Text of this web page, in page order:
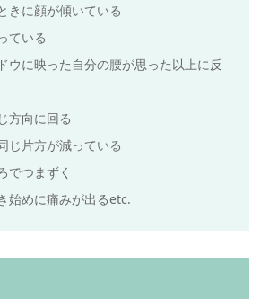
きに顔が傾いている
ている
ウに映った自分の腰が思った以上に反
方向に回る
じ片方が減っている
でつまずく
始めに痛みが出るetc.